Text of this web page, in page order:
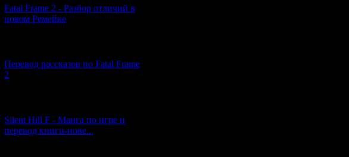
Fatal Frame 2 - Разбор отличий в
новом Ремейке
Перевод рассказов по Fatal Frame
2
Silent Hill F - Манга по игре и
перевод книги-нове...